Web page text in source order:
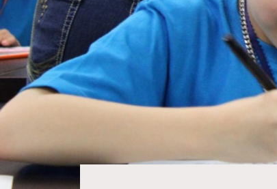
I+D+I EXPERTOS
SALUD
TEMAS